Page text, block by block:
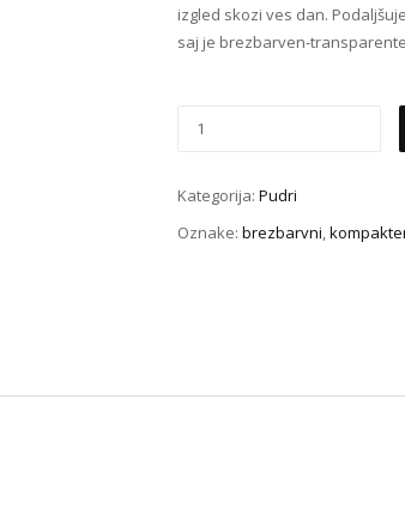
izgled skozi ves dan.
saj je brezbarven-
Kategorija: Pudri
Oznake: brezbarvni,